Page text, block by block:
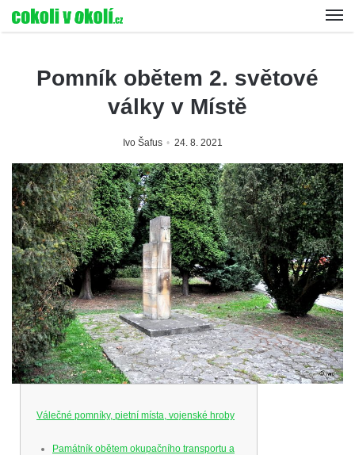
Pomník obětem 2. světové
války v Místě
Ivo Šafus 24. 8. 2021
Válečné pomníky, pietní místa, vojenské hroby
Památník obětem okupačního transportu a